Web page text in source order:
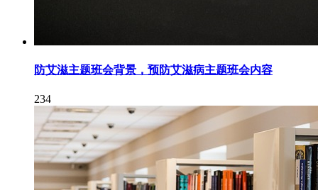
防艾滋主题班会背景，预防艾滋病主题班会内容
234